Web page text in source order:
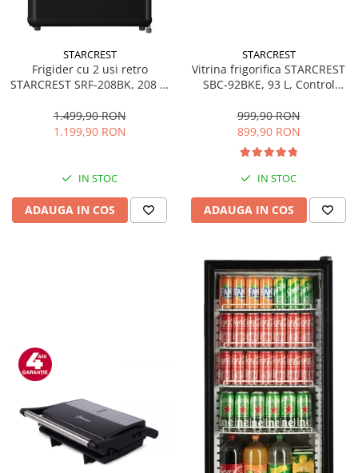
STARCREST
Frigider cu 2 usi retro
STARCREST SRF-208BK, 208 L,
Iluminare LED, Termostat
Reglabil, H 147 cm, Negru
1.499,90 RON
1.199,90 RON
IN STOC
ADAUGA IN COS
STARCREST
Vitrina frigorifica STARCREST
SBC-92BKE, 93 L, Control
83.2 cm, Negru
999,90 RON
899,90 RON
IN STOC
ADAUGA IN COS